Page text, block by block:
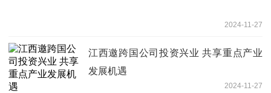
2024-11-27
江西邀跨国公司投资兴业 共享重点产业
发展机遇
2024-11-27